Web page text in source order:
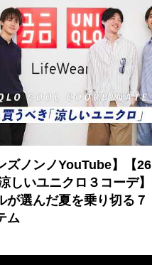
ズノンノYouTube】【26
しいユニクロ３コーデ】
が選んだ夏を乗り切る７
ム